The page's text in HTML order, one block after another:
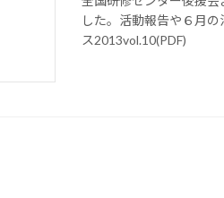
した。活動報告や６月
ス2013vol.10(PDF)